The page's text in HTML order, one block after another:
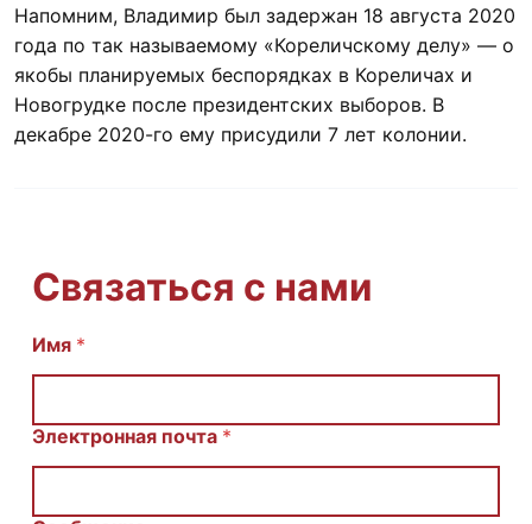
Напомним, Владимир был задержан 18 августа 2020
года по так называемому «Кореличскому делу» — о
якобы планируемых беспорядках в Кореличах и
Новогрудке после президентских выборов. В
декабре 2020-го ему присудили 7 лет колонии.
Связаться с нами
С
щ
Имя *
Электронная почта *